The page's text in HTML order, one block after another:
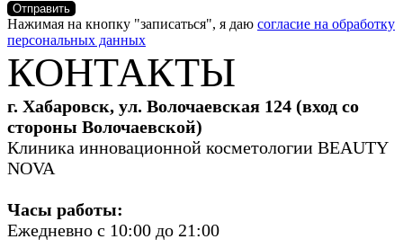
Отправить
Нажимая на кнопку "записаться", я даю согласие на обработку
персональных данных
КОНТАКТЫ
г. Хабаровск, ул. Волочаевская 124 (вход со
стороны Волочаевской)
Клиника инновационной косметологии BEAUTY
NOVA
Часы работы:
Ежедневно с 10:00 до 21:00